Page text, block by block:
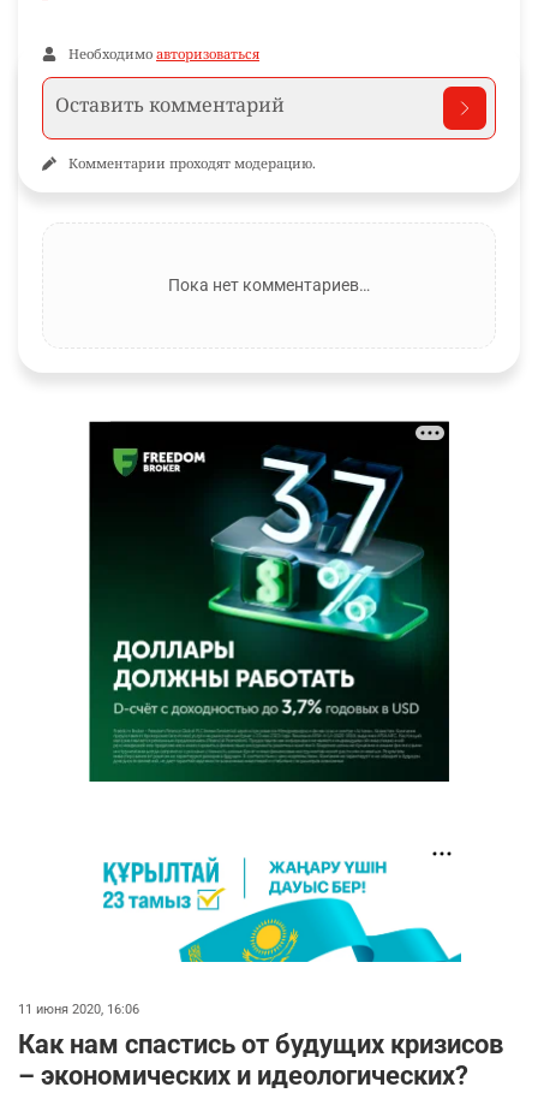
Необходимо авторизоваться
Комментарии проходят модерацию.
Пока нет комментариев…
11 июня 2020, 16:06
Как нам спастись от будущих кризисов
– экономических и идеологических?